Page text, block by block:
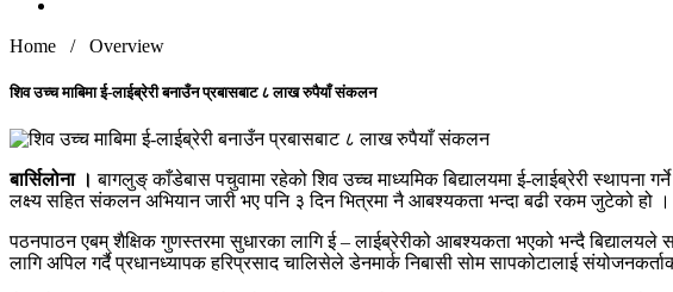
Home / Overview
शिव उच्च माबिमा ई-लाईब्रेरी बनाउँन प्रबासबाट ८ लाख रुपैयाँ संकलन
बार्सिलोना ।बागलुङ् काँडेबास पचुवामा रहेको शिव उच्च माध्यमिक बिद्यालयमा ई-लाईब्रेरी
लक्ष्य सहित संकलन अभियान जारी भए पनि ३ दिन भित्रमा नै आबश्यकता भन्दा बढी रकम जुटेको
पठनपाठन एबम् शैक्षिक गुणस्तरमा सुधारका लागि ई – लाईब्रेरीको आबश्यकता भएको भन्दै बिद्यालयले
लागि अपिल गर्दै प्रधानध्यापक हरिप्रसाद चालिसेले डेनमार्क निबासी सोम सापकोटालाई